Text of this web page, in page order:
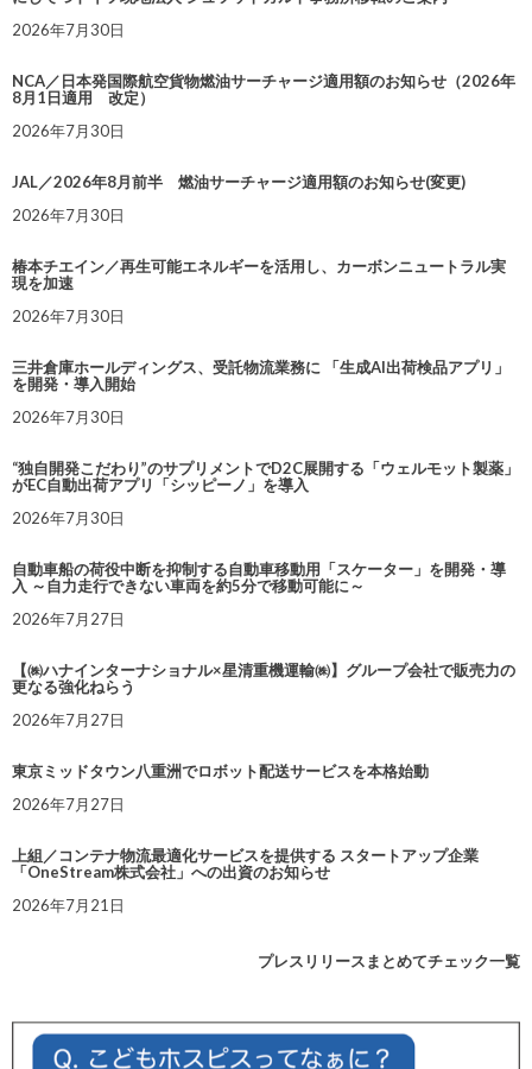
2026年7月30日
NCA／日本発国際航空貨物燃油サーチャージ適用額のお知らせ（2026年
8月1日適用 改定）
2026年7月30日
JAL／2026年8月前半 燃油サーチャージ適用額のお知らせ(変更)
2026年7月30日
椿本チエイン／再生可能エネルギーを活用し、カーボンニュートラル実
現を加速
2026年7月30日
三井倉庫ホールディングス、受託物流業務に 「生成AI出荷検品アプリ」
を開発・導入開始
2026年7月30日
“独自開発こだわり”のサプリメントでD2C展開する「ウェルモット製薬」
がEC自動出荷アプリ「シッピーノ」を導入
2026年7月30日
自動車船の荷役中断を抑制する自動車移動用「スケーター」を開発・導
入 ～自力走行できない車両を約5分で移動可能に～
2026年7月27日
【㈱ハナインターナショナル×星清重機運輸㈱】グループ会社で販売力の
更なる強化ねらう
2026年7月27日
東京ミッドタウン八重洲でロボット配送サービスを本格始動
2026年7月27日
上組／コンテナ物流最適化サービスを提供する スタートアップ企業
「OneStream株式会社」への出資のお知らせ
2026年7月21日
プレスリリースまとめてチェック一覧